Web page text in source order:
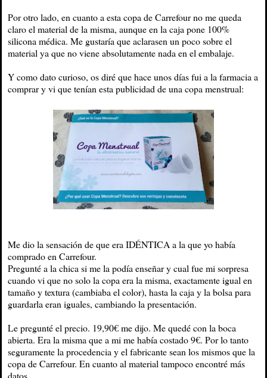
Por otro lado, en cuanto a esta copa de Carrefour no me queda
claro el material de la misma, aunque en la caja pone 100%
silicona médica. Me gustaría que aclarasen un poco sobre el
material ya que no viene absolutamente nada en el embalaje.
Y como dato curioso, os diré que hace unos días fui a la farmacia a
comprar y vi que tenían esta publicidad de una copa menstrual:
Me dio la sensación de que era IDÉNTICA a la que yo había
comprado en Carrefour.
Pregunté a la chica si me la podía enseñar y cual fue mi sorpresa
cuando vi que no solo la copa era la misma, exactamente igual en
tamaño y textura (cambiaba el color), hasta la caja y la bolsa para
guardarla eran iguales, cambiando la presentación.
Le pregunté el precio. 19,90€ me dijo. Me quedé con la boca
abierta. Era la misma que a mi me había costado 9€. Por lo tanto
seguramente la procedencia y el fabricante sean los mismos que la
copa de Carrefour. En cuanto al material tampoco encontré más
datos.